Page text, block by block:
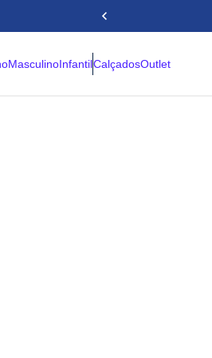
MasculinoInfantilCalçadosOutlet